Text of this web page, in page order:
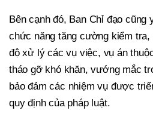
Bên cạnh đó, Ban Chỉ đạo cũng
chức năng tăng cường kiểm tra,
độ xử lý các vụ việc, vụ án
tháo gỡ khó khăn, vướng mắc
bảo đảm các nhiệm vụ được
quy định của pháp luật.